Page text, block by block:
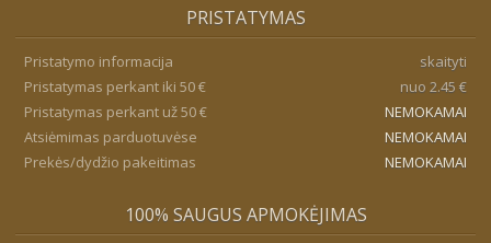
PRISTATYMAS
Pristatymo informacija
skaityti
Pristatymas perkant iki 50 €
nuo 2.45 €
Pristatymas perkant už 50 €
NEMOKAMAI
Atsiėmimas parduotuvėse
NEMOKAMAI
Prekės/dydžio pakeitimas
NEMOKAMAI
100% SAUGUS APMOKĖJIMAS